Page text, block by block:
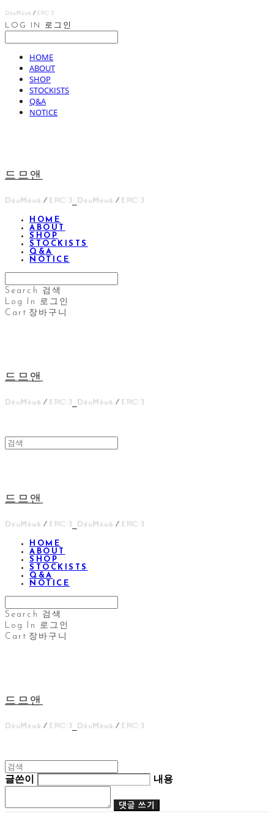
LOG IN 로그인
HOME
ABOUT
SHOP
STOCKISTS
Q&A
NOTICE
드므앤
HOME
ABOUT
SHOP
STOCKISTS
Q&A
NOTICE
Search
검색
Log In
로그인
Cart 장바구니
드므앤
드므앤
HOME
ABOUT
SHOP
STOCKISTS
Q&A
NOTICE
Search
검색
Log In
로그인
Cart 장바구니
드므앤
글쓴이 내용
댓글 쓰기